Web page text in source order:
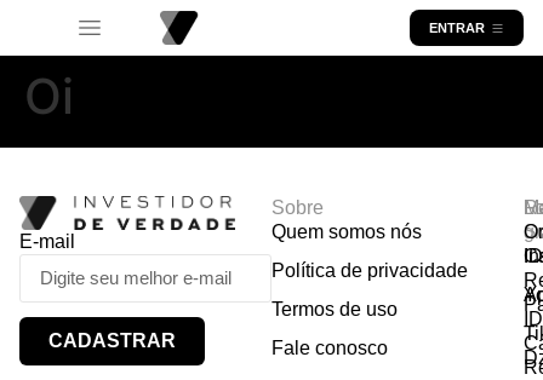
ENTRAR
Oi
E-mail
CADASTRAR
Sobre
Quem somos nós
Política de privacidade
Termos de uso
Fale conosco